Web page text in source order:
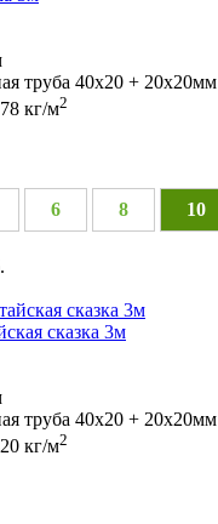
труба 40х20 + 20х20мм
кг/м2
6 8
10
сказка 3м
труба 40х20 + 20х20мм
кг/м2